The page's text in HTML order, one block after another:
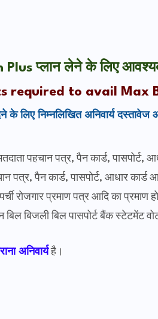
प्लान लेने के लिए
required to avail Max
लिए निम्नलिखित अनिवार्य दस्तावेज
पहचान पत्र, पैन कार्ड, पासपोर्ट,
पत्र, पैन कार्ड, पासपोर्ट, आधार कार्ड
रोजगार प्रमाण पत्र आदि का प्रमाण
बिजली बिल पासपोर्ट बैंक स्टेटमेंट
अनिवार्यहै।